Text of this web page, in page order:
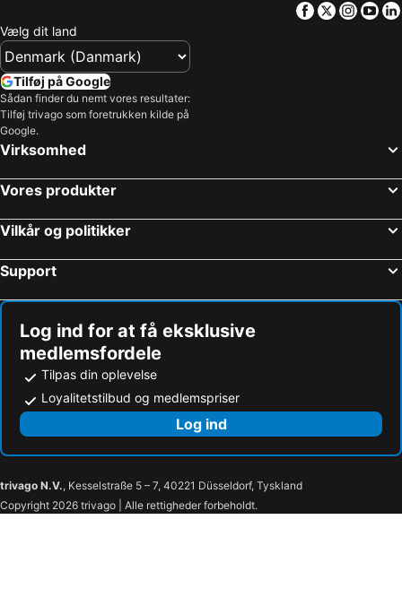
Facebook
Twitter
Vælg dit land
Tilføj på Google
Sådan finder du nemt vores resultater:
Tilføj trivago som foretrukken kilde på
Google.
Virksomhed
Vores produkter
Vilkår og politikker
Support
Log ind for at få eksklusive
medlemsfordele
Tilpas din oplevelse
Loyalitetstilbud og medlemspriser
Log ind
trivago N.V., Kesselstraße 5 – 7, 40221 Düsseldorf, Tyskland
Copyright 2026 trivago | Alle rettigheder forbeholdt.